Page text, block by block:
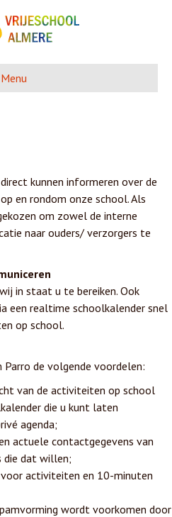
Menu
kunnen informeren over de
en rondom onze school. Als
om zowel de interne
naar ouders/ verzorgers te
in staat u te bereiken. Ook
een realtime schoolkalender snel
op school.
de volgende voordelen:
van de activiteiten op school
die u kunt laten
agenda;
actuele contactgegevens van
die dat willen;
activiteiten en 10-minuten
wordt voorkomen door